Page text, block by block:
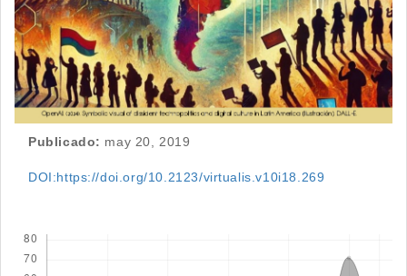
Publicado: may 20, 2019
DOI:https://doi.org/10.2123/virtualis.v10i18.269